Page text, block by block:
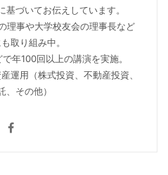
づいてお伝えしています。
理事や大学校友会の理事長など
取り組み中。
年100回以上の講演を実施。
運用（株式投資、不動産投資、
、その他）